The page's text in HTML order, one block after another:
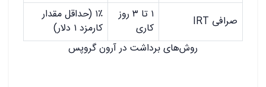
صرافی IRT
۱ تا ۳ روز
کاری
۱٪ (حداقل مقدار
کارمزد ۱ دلار)
روش‌های برداشت در آرون گروپس